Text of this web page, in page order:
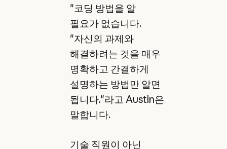
"코딩 방법을 알
필요가 없습니다.
"자신의 과제와
해결하려는 것을 매우
명확하고 간결하게
설명하는 방법만 알면
됩니다."라고 Austin은
말합니다.
기술 직원이 아닌